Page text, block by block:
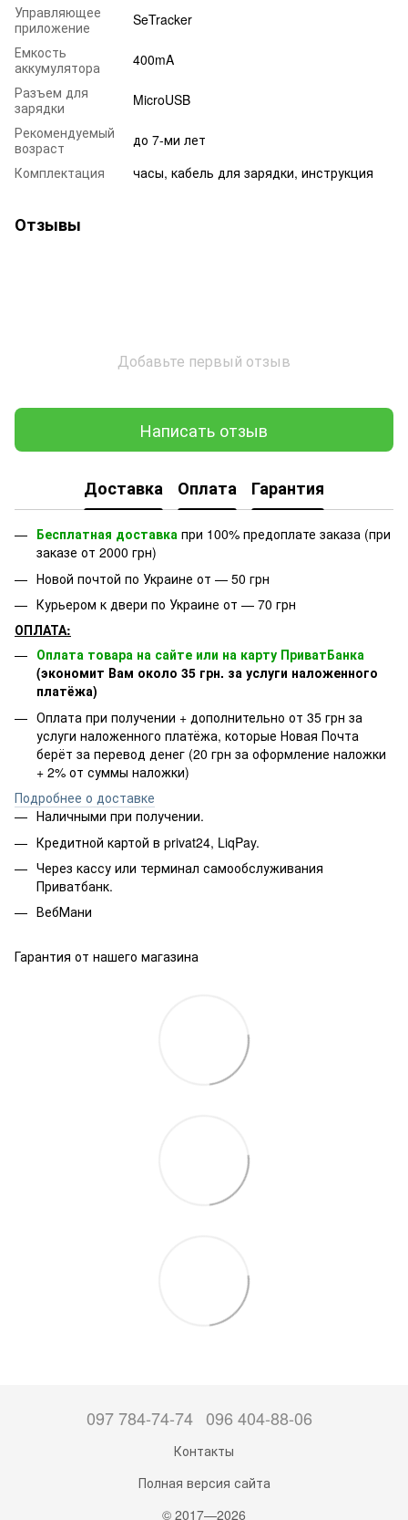
Управляющее
приложение
SeTracker
Емкость
аккумулятора
400mA
Разъем для
зарядки
MicroUSB
Рекомендуемый
возраст
до 7-ми лет
Комплектация
часы, кабель для зарядки, инструкция
Отзывы
Добавьте первый отзыв
Написать отзыв
Доставка Оплата Гарантия
Бесплатная доставка при 100% предоплате заказа (при
заказе от 2000 грн)
Новой почтой по Украине от — 50 грн
Курьером к двери по Украине от — 70 грн
ОПЛАТА:
Оплата товара на сайте или на карту ПриватБанка
(экономит Вам около 35 грн. за услуги наложенного
платёжа)
Оплата при получении + дополнительно от 35 грн за
услуги наложенного платёжа, которые Новая Почта
берёт за перевод денег (20 грн за оформление наложки
+ 2% от суммы наложки)
Подробнее о доставке
Наличными при получении.
Кредитной картой в privat24, LiqPay.
Через кассу или терминал самообслуживания
Приватбанк.
ВебМани
Гарантия от нашего магазина
097 784-74-74 096 404-88-06
Контакты
Полная версия сайта
© 2017—2026